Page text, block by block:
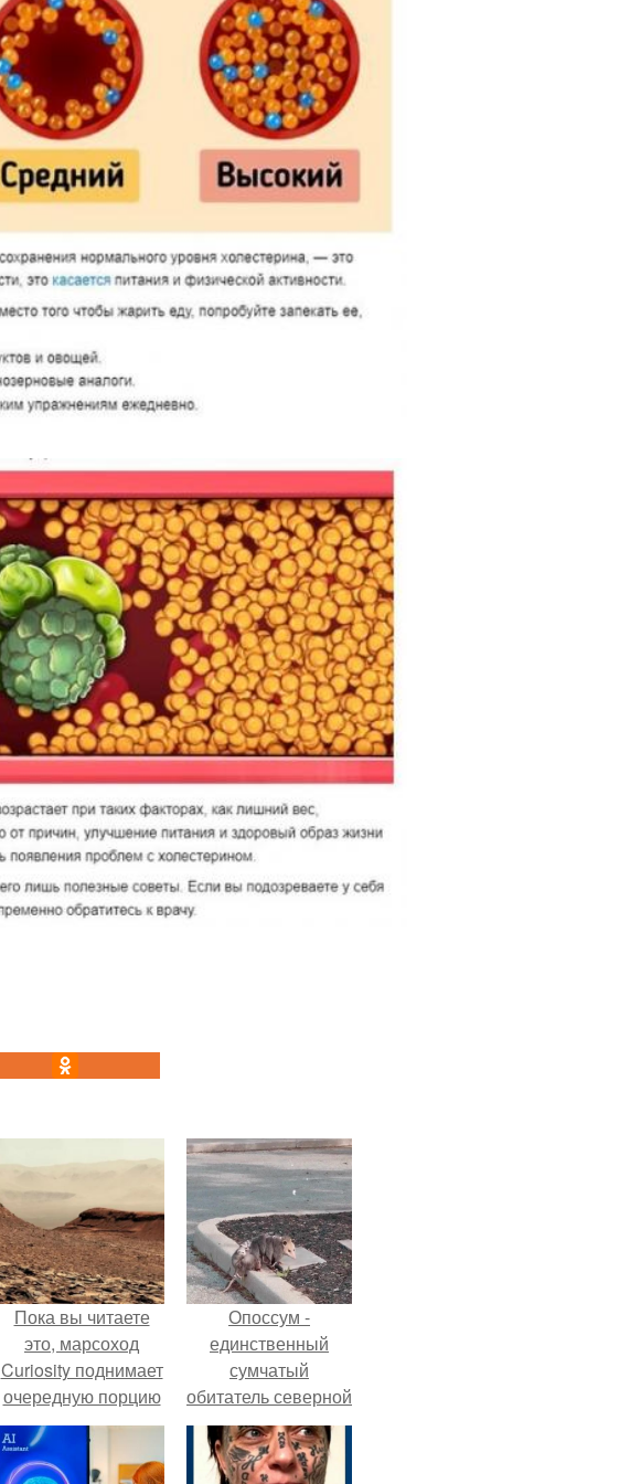
Пока вы читаете
это, марсоход
Curiosity поднимает
очередную порцию
красной пыли. 6.
Опоссум -
единственный
сумчатый
обитатель северной
америки.